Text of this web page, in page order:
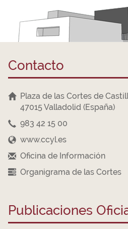
Contacto
Plaza de las Cortes de
47015 Valladolid (España)
983 42 15 00
www.ccyl.es
Oficina de Información
Organigrama de las Cortes
Publicaciones